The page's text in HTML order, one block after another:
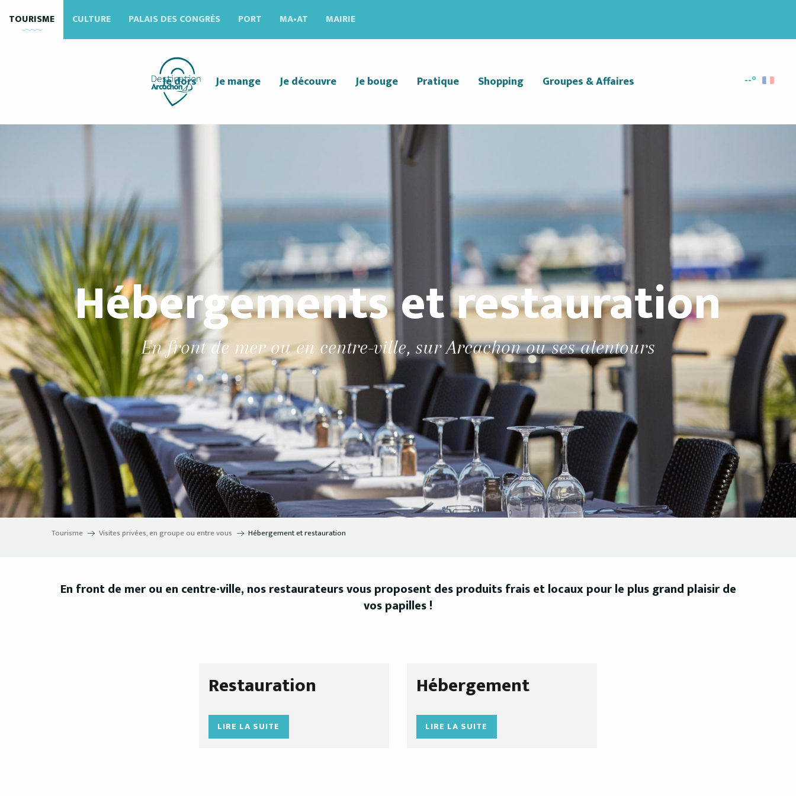
contenu
--°
TOURISME CULTURE PALAIS DES CONGRÈS PORT MAIRIE
MA•AT
Je dors Je mange Je découvre Je bouge Pratique Shopping Groupes & Affaires
Hébergements et restauration
En front de mer ou en centre-ville, sur Arcachon ou ses alentours
Tourisme Visites privées, en groupe ou entre vous Hébergement et restauration
En front de mer ou en centre-ville, nos restaurateurs vous proposent des produits frais et locaux pour le plus grand plaisir de
vos papilles !
Restauration
LIRE LA SUITE
Hébergement
LIRE LA SUITE